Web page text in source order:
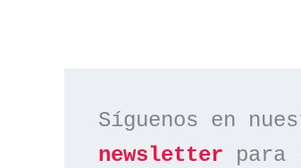
Síguenos en
newsletter